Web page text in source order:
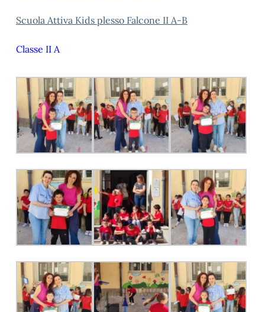
Scuola Attiva Kids plesso Falcone II A-B
Classe II A